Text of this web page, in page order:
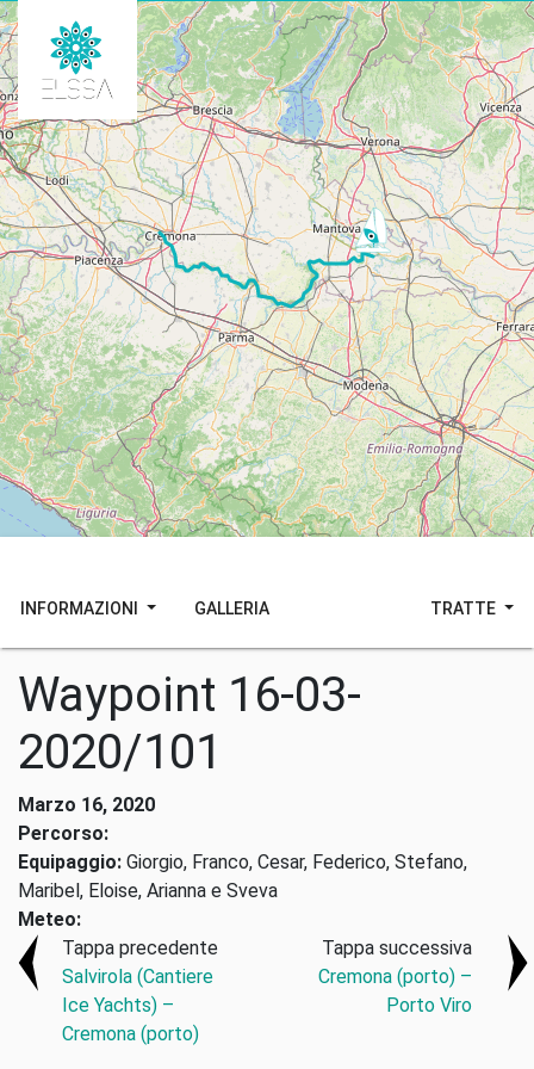
INFORMAZIONI GALLERIA TRATTE
Waypoint 16-03-
2020/101
Marzo 16, 2020
Percorso:
Equipaggio: Giorgio, Franco, Cesar, Federico, Stefano,
Maribel, Eloise, Arianna e Sveva
Meteo:
Tappa precedente
Salvirola (Cantiere
Ice Yachts) –
Cremona (porto)
Tappa successiva
Cremona (porto) –
Porto Viro